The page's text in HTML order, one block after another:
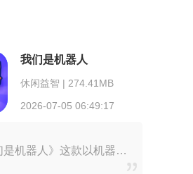
我们是机器人
休闲益智 | 274.41MB
2026-07-05 06:49:17
在《我们是机器人》这款以机器人为主题的休闲动作游戏里，玩家能感受独一无二的激情与欢乐！你能够挑选并自定义各类机器人，塑造专属于自己的战斗机甲，战胜敌人，同时学习